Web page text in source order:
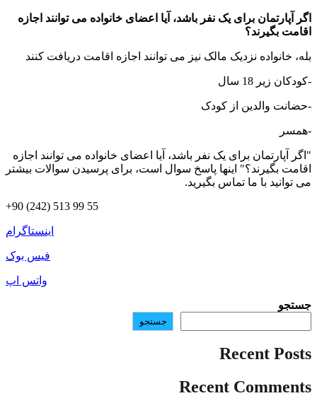
اگر آپارتمان برای یک نفر باشد، آیا اعضای خانواده می توانند اجازه
اقامت بگیرند؟
بله، خانواده نزدیک مالک نیز می توانند اجازه اقامت دریافت کنند
-کودکان زیر 18 سال
-حضانت والدین از کودک
-همسر
"اگر آپارتمان برای یک نفر باشد، آیا اعضای خانواده می توانند اجازه
اقامت بگیرند؟" اینها پاسخ سوال است، برای پرسیدن سوالات بیشتر
می توانید با ما تماس بگیرید.
+90 (242) 513 99 55
اینستاگرام
فیس بوک
واتس اپ
جستجو
جستجو
Recent Posts
Recent Comments